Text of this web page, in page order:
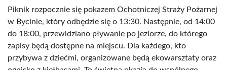
Piknik rozpocznie się pokazem Ochotniczej Straży Pożarnej
w Bycinie, który odbędzie się o 13:30. Następnie, od 14:00
do 18:00, przewidziano pływanie po jeziorze, do którego
zapisy będą dostępne na miejscu. Dla każdego, kto
przybywa z dziećmi, organizowane będą ekowarsztaty oraz